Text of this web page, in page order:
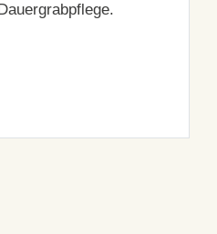
Dauergrabpflege.